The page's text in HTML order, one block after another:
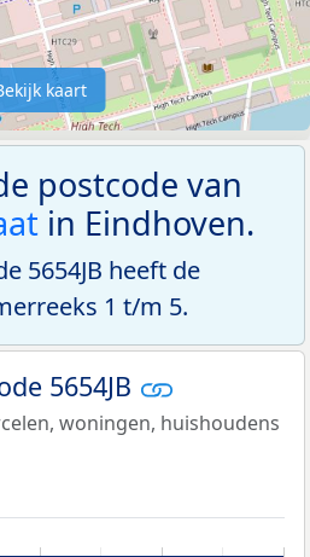
kaart
postcode van
in Eindhoven.
5654JB heeft de
1 t/m 5.
5654JB
woningen, huishoudens